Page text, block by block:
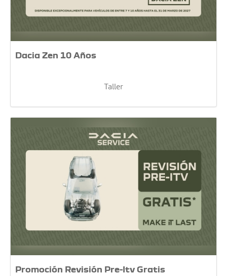
Dacia Zen 10 Años
Taller
Promoción Revisión Pre-Itv Gratis